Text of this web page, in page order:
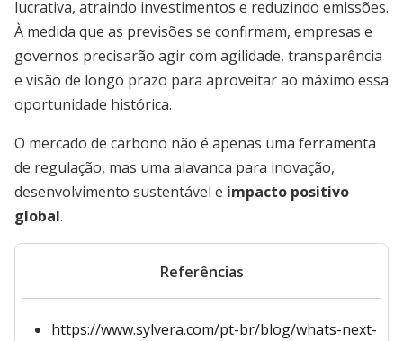
lucrativa, atraindo investimentos e reduzindo emissões.
À medida que as previsões se confirmam, empresas e
governos precisarão agir com agilidade, transparência
e visão de longo prazo para aproveitar ao máximo essa
oportunidade histórica.
O mercado de carbono não é apenas uma ferramenta
de regulação, mas uma alavanca para inovação,
desenvolvimento sustentável e impacto positivo
global.
Referências
https://www.sylvera.com/pt-br/blog/whats-next-